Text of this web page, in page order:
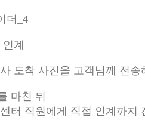
계
도착 사진을 고객님께 전송
마친 뒤
터 직원에게 직접 인계까지